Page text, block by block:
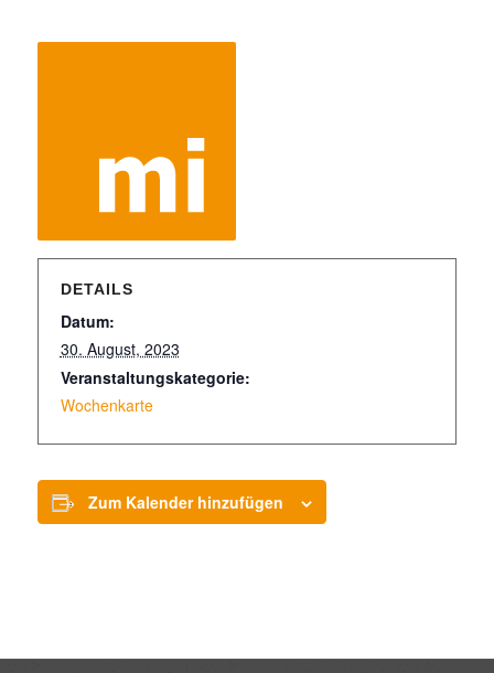
DETAILS
Datum:
30. August, 2023
Veranstaltungskategorie:
Wochenkarte
Zum Kalender hinzufügen